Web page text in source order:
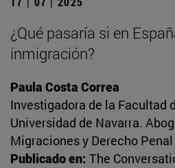
¿Qué pasaría si en
inmigración?
Paula Costa Correa
Investigadora de la Facultad
Universidad de Navarra.
Migraciones y Derecho Penal
Publicado en: The